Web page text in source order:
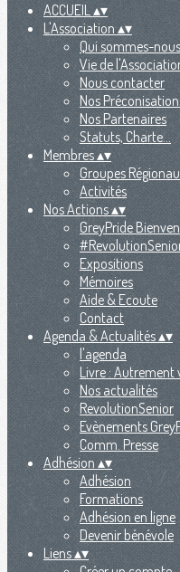
ACCUEIL▴▾
L'Association▴▾
Qui sommes-
Vie de
Nous contacter
Nos
Nos Partenaires
Statuts, Charte...
Membres▴▾
Groupes
Activités
Nos Actions▴▾
GreyPride
Expositions
Mémoires
Aide & Ecoute
Contact
Agenda & Actualités▴▾
l'agenda
Livre : Autrement
Nos actualités
RevolutionSenior
Evènements
Comm. Presse
Adhésion▴▾
Adhésion
Formations
Adhésion en ligne
Devenir bénévole
Liens▴▾